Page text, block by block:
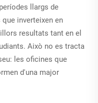
llargs de
inverteixen en
resultats tant en el
Això no es tracta
les oficines que
d'una major